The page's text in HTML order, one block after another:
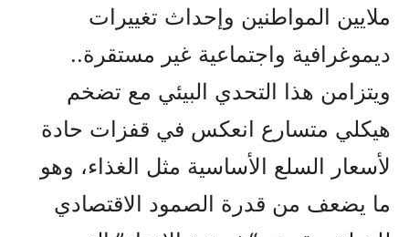
ملايين المواطنين وإحداث تغييرات
ديموغرافية واجتماعية غير مستقرة..
ويتزامن هذا التحدي البيئي مع تضخم
هيكلي متسارع انعكس في قفزات حادة
لأسعار السلع الأساسية مثل الغذاء، وهو
ما يضعف من قدرة الصمود الاقتصادي